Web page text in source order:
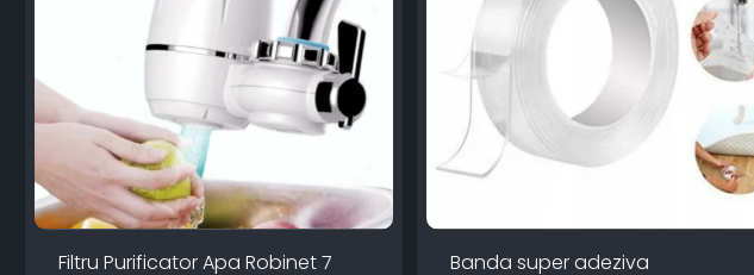
Filtru Purificator Apa Robinet 7
Banda super adeziva